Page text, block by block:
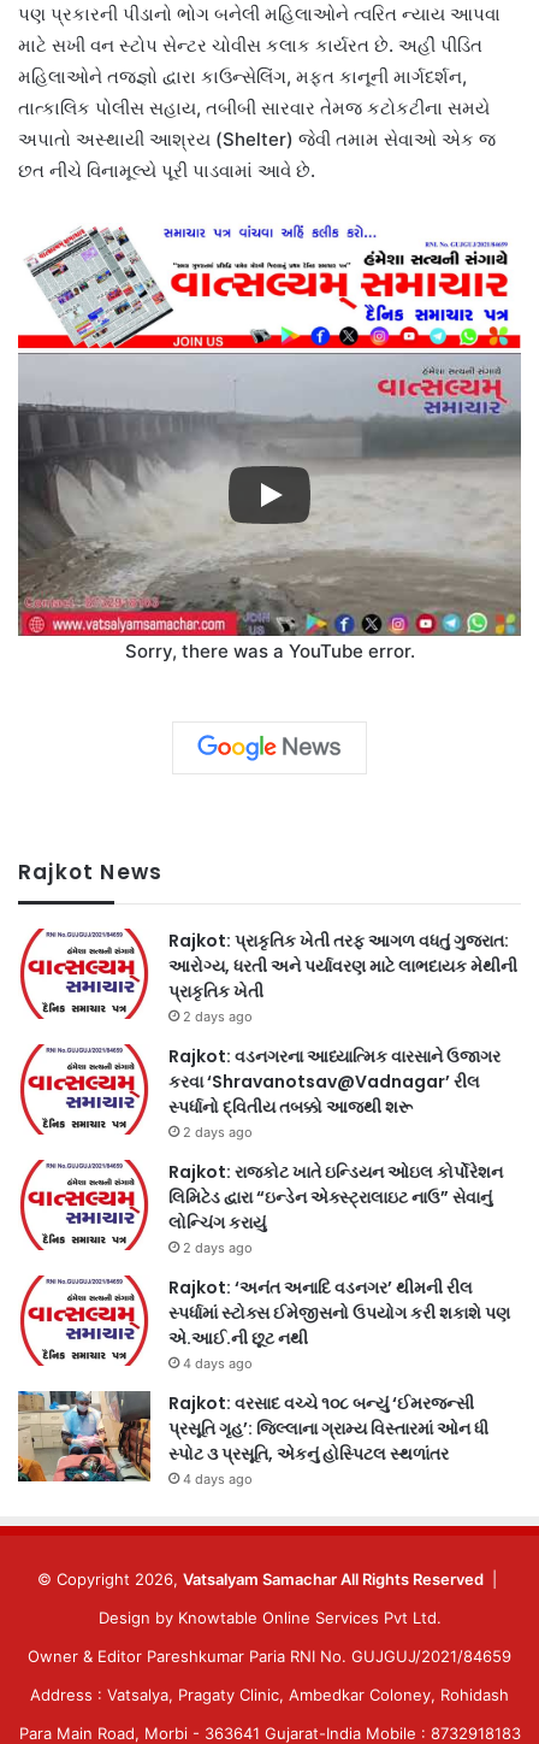
પણ પ્રકારની પીડાનો ભોગ બનેલી મહિલાઓને ત્વરિત ન્યાય આપવા
માટે સખી વન સ્ટોપ સેન્ટર ચોવીસ કલાક કાર્યરત છે. અહીં પીડિત
મહિલાઓને તજજ્ઞો દ્વારા કાઉન્સેલિંગ, મફત કાનૂની માર્ગદર્શન,
તાત્કાલિક પોલીસ સહાય, તબીબી સારવાર તેમજ કટોકટીના સમયે
અપાતો અસ્થાયી આશ્રય (Shelter) જેવી તમામ સેવાઓ એક જ
છત નીચે વિનામૂલ્યે પૂરી પાડવામાં આવે છે.
Sorry, there was a YouTube error.
Rajkot News
Rajkot: પ્રાકૃતિક ખેતી તરફ આગળ વધતું ગુજરાત:
આરોગ્ય, ધરતી અને પર્યાવરણ માટે લાભદાયક મેથીની
પ્રાકૃતિક ખેતી
2 days ago
Rajkot: વડનગરના આધ્યાત્મિક વારસાને ઉજાગર
કરવા ‘Shravanotsav@Vadnagar’ રીલ
સ્પર્ધાનો દ્વિતીય તબક્કો આજથી શરૂ
2 days ago
Rajkot: રાજકોટ ખાતે ઇન્ડિયન ઓઇલ કોર્પોરેશન
લિમિટેડ દ્વારા “ઇન્ડેન એક્સ્ટ્રાલાઇટ નાઉ” સેવાનું
લોન્ચિંગ કરાયું
2 days ago
Rajkot: ‘અનંત અનાદિ વડનગર’ થીમની રીલ
સ્પર્ધામાં સ્ટોક્સ ઈમેજીસનો ઉપયોગ કરી શકાશે પણ
એ.આઈ.ની છૂટ નથી
4 days ago
Rajkot: વરસાદ વચ્ચે ૧૦૮ બન્યું ‘ઈમરજન્સી
પ્રસૂતિ ગૃહ’: જિલ્લાના ગ્રામ્ય વિસ્તારમાં ઓન ધી
સ્પોટ ૩ પ્રસૂતિ, એકનું હોસ્પિટલ સ્થળાંતર
4 days ago
© Copyright 2026, Vatsalyam Samachar All Rights Reserved
Design by Knowtable Online Services Pvt Ltd.
Owner & Editor Pareshkumar Paria RNI No. GUJGUJ/2021/84659
Address : Vatsalya, Pragaty Clinic, Ambedkar Coloney, Rohidash
Para Main Road, Morbi - 363641 Gujarat-India Mobile : 8732918183